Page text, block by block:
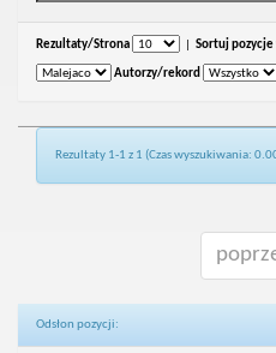
Rezultaty/Strona Sortuj pozycje
Autorzy/rekord
Rezultaty 1-1 z 1 (Czas wyszukiwania:
Odsłon pozycji: